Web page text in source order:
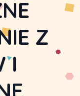
Z
I